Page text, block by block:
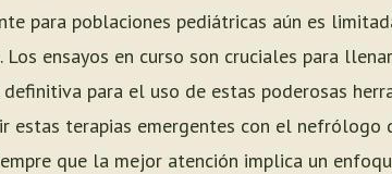
para poblaciones pediátricas aún es
ensayos en curso son cruciales para
para el uso de estas poderosas
estas terapias emergentes con el nefrólogo
que la mejor atención implica un